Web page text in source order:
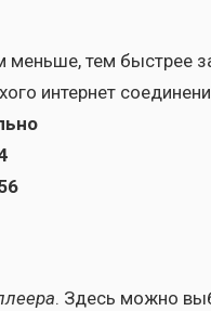
мень­ше, тем быст­рее
интер­нет
. Здесь мож­но